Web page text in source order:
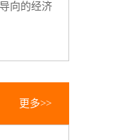
向的经济
更多>>